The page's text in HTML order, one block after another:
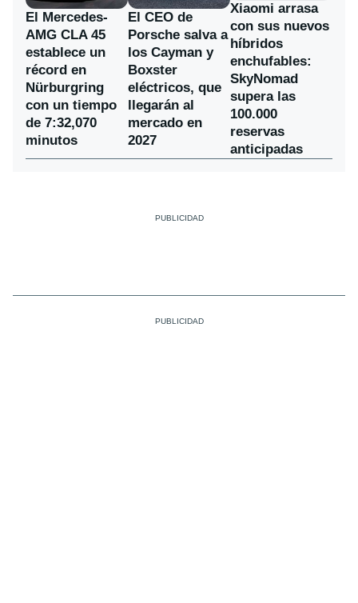
El Mercedes-
AMG CLA 45
establece un
récord en
Nürburgring
con un tiempo
de 7:32,070
minutos
El CEO de
Porsche salva a
los Cayman y
Boxster
eléctricos, que
llegarán al
mercado en
2027
Xiaomi arrasa
con sus nuevos
híbridos
enchufables:
SkyNomad
supera las
100.000
reservas
anticipadas